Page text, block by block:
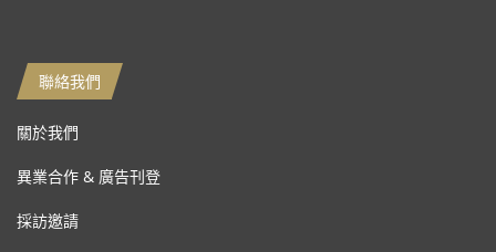
聯絡我們
關於我們
異業合作 & 廣告刊登
採訪邀請